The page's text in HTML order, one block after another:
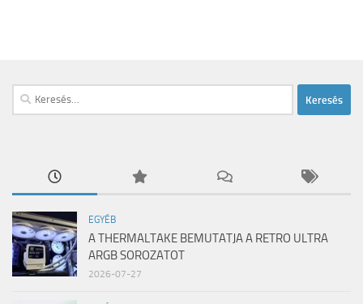
Keresés:
EGYÉB
A THERMALTAKE BEMUTATJA A RETRO ULTRA
ARGB SOROZATOT
2026-07-27